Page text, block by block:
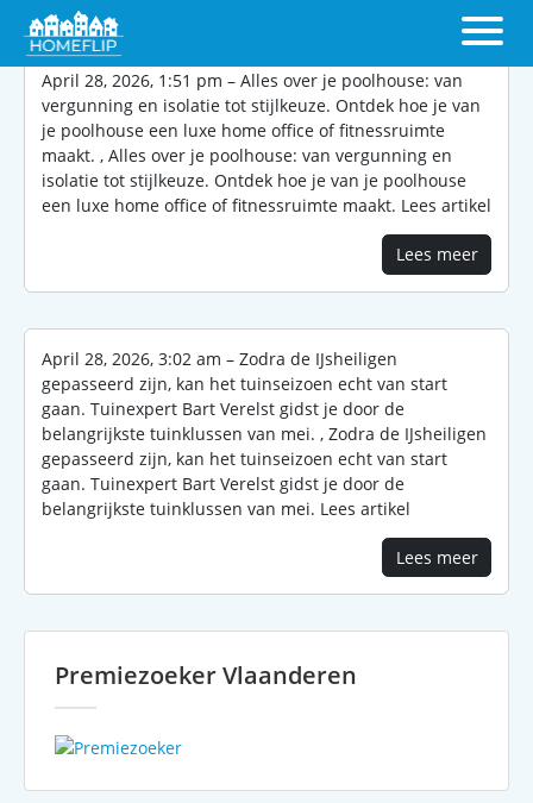
April 28, 2026, 1:51 pm – Alles over je poolhouse: van
vergunning en isolatie tot stijlkeuze. Ontdek hoe je van
je poolhouse een luxe home office of fitnessruimte
maakt. , Alles over je poolhouse: van vergunning en
isolatie tot stijlkeuze. Ontdek hoe je van je poolhouse
een luxe home office of fitnessruimte maakt. Lees artikel
Lees meer
April 28, 2026, 3:02 am – Zodra de IJsheiligen
gepasseerd zijn, kan het tuinseizoen echt van start
gaan. Tuinexpert Bart Verelst gidst je door de
belangrijkste tuinklussen van mei. , Zodra de IJsheiligen
gepasseerd zijn, kan het tuinseizoen echt van start
gaan. Tuinexpert Bart Verelst gidst je door de
belangrijkste tuinklussen van mei. Lees artikel
Lees meer
Premiezoeker Vlaanderen